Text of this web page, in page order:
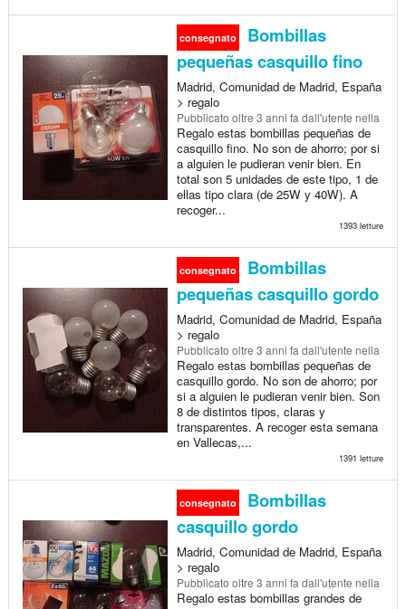
consegnato
Bombillas
pequeñas casquillo fino
Madrid, Comunidad de Madrid, España
> regalo
Pubblicato oltre 3 anni fa dall'utente nella
Regalo estas bombillas pequeñas de
casquillo fino. No son de ahorro; por si
a alguien le pudieran venir bien. En
total son 5 unidades de este tipo, 1 de
ellas tipo clara (de 25W y 40W). A
recoger...
1393 letture
consegnato
Bombillas
pequeñas casquillo gordo
Madrid, Comunidad de Madrid, España
> regalo
Pubblicato oltre 3 anni fa dall'utente nella
Regalo estas bombillas pequeñas de
casquillo gordo. No son de ahorro; por
si a alguien le pudieran venir bien. Son
8 de distintos tipos, claras y
transparentes. A recoger esta semana
en Vallecas,...
1391 letture
consegnato
Bombillas
casquillo gordo
Madrid, Comunidad de Madrid, España
> regalo
Pubblicato oltre 3 anni fa dall'utente nella
Regalo estas bombillas grandes de